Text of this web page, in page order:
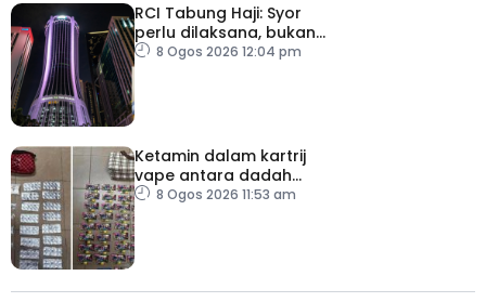
RCI Tabung Haji: Syor
perlu dilaksana, bukan
sekadar laporan – Pakar
8 Ogos 2026 12:04 pm
Ketamin dalam kartrij
vape antara dadah
dirampas, seorang lelaki
8 Ogos 2026 11:53 am